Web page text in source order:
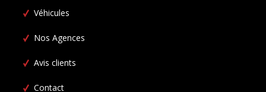
Véhicules
Nos Agences
Avis clients
Contact